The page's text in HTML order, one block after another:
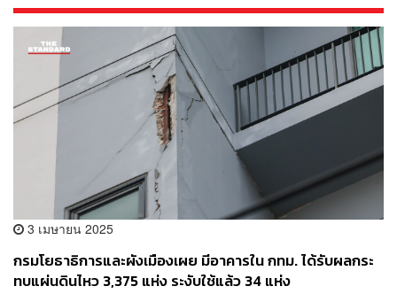
3 เมษายน 2025
กรมโยธาธิการและผังเมืองเผย มีอาคารใน กทม. ได้รับผลกระ
ทบแผ่นดินไหว 3,375 แห่ง ระงับใช้แล้ว 34 แห่ง